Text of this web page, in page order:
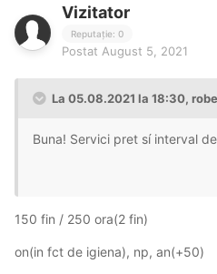
Vizitator
Reputație: 0
Postat August 5, 2021
La 05.08.2021 la 18:30,
Buna! Servici pret sí interval
150 fin / 250 ora(2 fin)
on(in fct de igiena), np, an(+50)